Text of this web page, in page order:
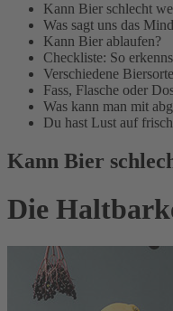
Kann Bier schlecht
Was sagt uns das
Kann Bier ablaufen?
Checkliste: So
Verschiedene
Fass, Flasche oder
Was kann man mit
Du hast Lust auf
Kann Bier
Die